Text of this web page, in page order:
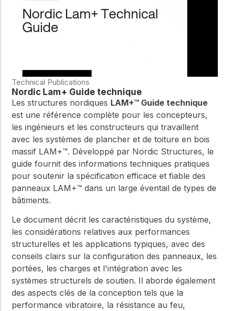
Technical Publications
Nordic Lam+ Guide technique
Les structures nordiques LAM+™ Guide technique
est une référence complète pour les concepteurs,
les ingénieurs et les constructeurs qui travaillent
avec les systèmes de plancher et de toiture en bois
massif LAM+™. Développé par Nordic Structures, le
guide fournit des informations techniques pratiques
pour soutenir la spécification efficace et fiable des
panneaux LAM+™ dans un large éventail de types de
bâtiments.
Le document décrit les caractéristiques du système,
les considérations relatives aux performances
structurelles et les applications typiques, avec des
conseils clairs sur la configuration des panneaux, les
portées, les charges et l'intégration avec les
systèmes structurels de soutien. Il aborde également
des aspects clés de la conception tels que la
performance vibratoire, la résistance au feu,